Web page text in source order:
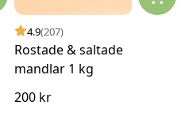
4.9(207)
Rostade & saltade
mandlar 1 kg
200 kr